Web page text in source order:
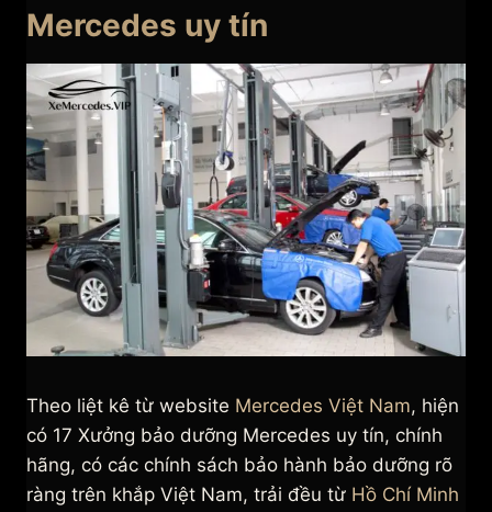
Mercedes uy tín
Theo liệt kê từ website Mercedes Việt Nam, hiện
có 17 Xưởng bảo dưỡng Mercedes uy tín, chính
hãng, có các chính sách bảo hành bảo dưỡng rõ
ràng trên khắp Việt Nam, trải đều từ Hồ Chí Minh